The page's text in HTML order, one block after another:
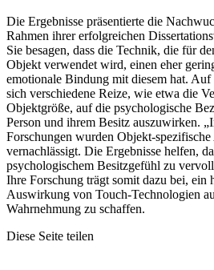
Die Ergebnisse präsentierte die
Rahmen ihrer erfolgreichen
Sie besagen, dass die Technik, die für
Objekt verwendet wird, einen eher
emotionale Bindung mit diesem hat. Auf
sich verschiedene Reize, wie etwa die
Objektgröße, auf die psychologische
Person und ihrem Besitz auszuwirken.
Forschungen wurden Objekt-
vernachlässigt. Die Ergebnisse helfen,
psychologischem Besitzgefühl zu
Ihre Forschung trägt somit dazu bei, ein
Auswirkung von Touch-Technologien
Wahrnehmung zu schaffen.
Diese Seite teilen